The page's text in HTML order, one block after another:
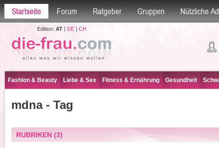
Startseite Forum Ratgeber Gruppen Nützliche
Edition: AT| DE| CH
Fashion & Beauty Liebe & Sex Fitness & Ernährung Gesundheit
mdna - Tag
RUBRIKEN(3)